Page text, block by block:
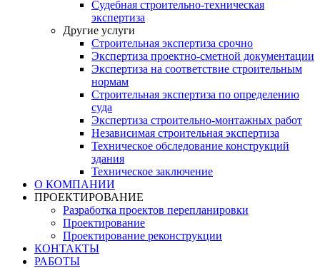
Судебная строительно-техническая
экспертиза
Другие услуги
Строительная экспертиза срочно
Экспертиза проектно-сметной документации
Экспертиза на соответствие строительным
нормам
Строительная экспертиза по определению
суда
Экспертиза строительно-монтажных работ
Независимая строительная экспертиза
Техническое обследование конструкций
здания
Техническое заключение
О КОМПАНИИ
ПРОЕКТИРОВАНИЕ
Разработка проектов перепланировки
Проектирование
Проектирование реконструкции
КОНТАКТЫ
РАБОТЫ